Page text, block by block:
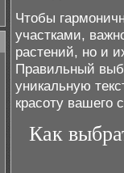
Чтобы
участками,
растений, но и
Правильный
уникальную
красоту вашего
Как